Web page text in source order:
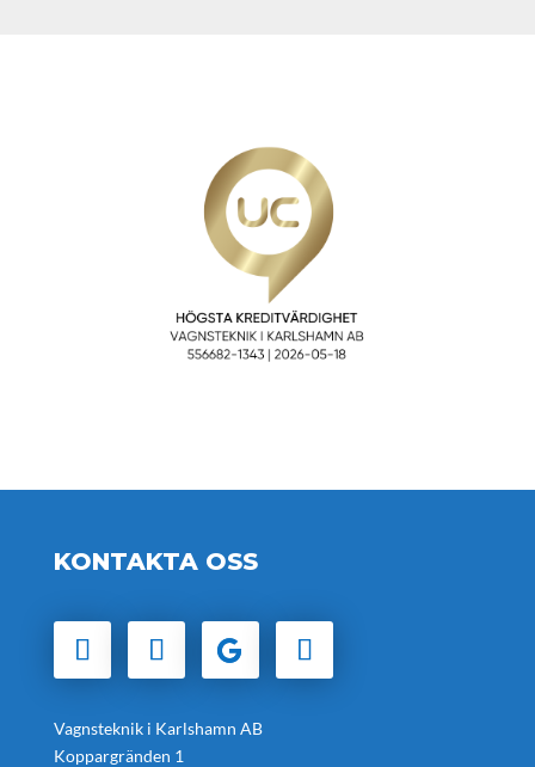
KONTAKTA OSS
Vagnsteknik i Karlshamn AB
Koppargränden 1